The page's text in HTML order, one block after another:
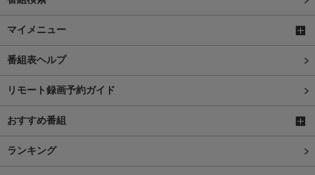
マイメニュー
番組表ヘルプ
リモート録画予約ガイド
おすすめ番組
ランキング